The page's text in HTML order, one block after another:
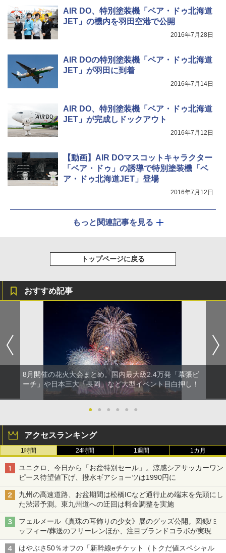
簡単設置 ポップアップテント エクルベージ
ュ(BC仕様) PATC-150B(EB)
[キャンパーズコレクション 山善] 傘みたいに
広げるだけ パッとサッとテント キューブワ
ッシュ 4人用 簡単設置 ポップアップテント P
￥-
USB充電式 高精度 超長距離照射 長時間使用
可能 安全ロック付き 高安全性 金属製耐久 コ
ンパクト多機能設計 持ち運び便利 アウトド
ア/オフィス/教育現場/展示会用 緑
ゴムボート 空気入れ 空気抜き 自動停止 過熱
￥7,884
AIR DO、特別塗装機「ベア・ドゥ北海道
JET」の機内を羽田空港で公開
2016年7月28日
AIR DOの特別塗装機「ベア・ドゥ北海道
JET」が羽田に到着
2016年7月14日
AIR DO、特別塗装機「ベア・ドゥ北海道
JET」が完成しドックアウト
2016年7月12日
【動画】AIR DOマスコットキャラクター
「ベア・ドゥ」の誘導で特別塗装機「ベ
ア・ドゥ北海道JET」登場
2016年7月12日
もっと関連記事を見る
トップページに戻る
おすすめ記事
8月開催の花火大会まとめ。国内最大級2.4万発「幕張ビ
ーチ」や日本三大「長岡」など大型イベント目白押し！
● ● ● ● ● ●
アクセスランキング
1時間 24時間 1週間 1カ月
ユニクロ、今日から「お盆特別セール」。涼感シアサッカーワン
ピース待望値下げ、撥水ギアショーツは1990円に
九州の高速道路、お盆期間は松橋ICなど通行止め端末を先頭にし
た渋滞予測。東九州道への迂回は料金調整を実施
フェルメール《真珠の耳飾りの少女》展のグッズ公開。図録/ミ
ッフィー/葬送のフリーレンほか、注目ブランドコラボが実現
はやぶさ50％オフの「新幹線eチケット（トクだ値スペシャル